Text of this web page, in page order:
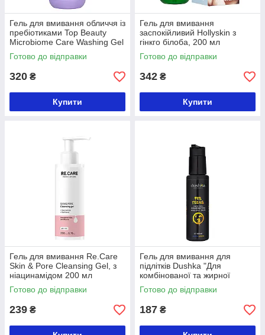
Гель для вмивання обличчя із
пребіотиками Top Beauty
Microbiome Care Washing Gel
250 мл
Готово до відправки
320 ₴
Купити
Гель для вмивання
заспокійливий Hollyskin з
гінкго білоба, 200 мл
Готово до відправки
342 ₴
Купити
Гель для вмивання Re.Care
Skin & Pore Cleansing Gel, з
ніацинамідом 200 мл
Готово до відправки
239 ₴
Гель для вмивання для
підлітків Dushka "Для
комбінованої та жирної
шкіри", 100 мл
Готово до відправки
187 ₴